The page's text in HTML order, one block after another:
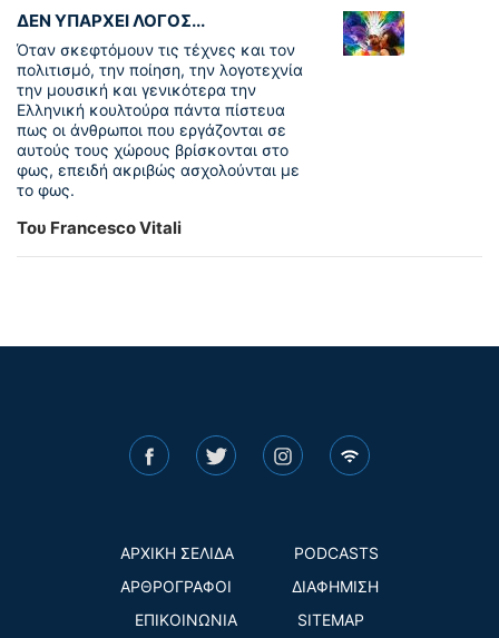
ΔΕΝ ΥΠΑΡΧΕΙ ΛΟΓΟΣ...
Όταν σκεφτόμουν τις τέχνες και τον
πολιτισμό, την ποίηση, την λογοτεχνία
την μουσική και γενικότερα την
Ελληνική κουλτούρα πάντα πίστευα
πως οι άνθρωποι που εργάζονται σε
αυτούς τους χώρους βρίσκονται στο
φως, επειδή ακριβώς ασχολούνται με
το φως.
Του Francesco Vitali
ΑΡΧΙΚΗ ΣΕΛΙΔΑ
PODCASTS
ΑΡΘΡΟΓΡΑΦΟΙ
ΔΙΑΦΗΜΙΣΗ
ΕΠΙΚΟΙΝΩΝΙΑ
SITEMAP